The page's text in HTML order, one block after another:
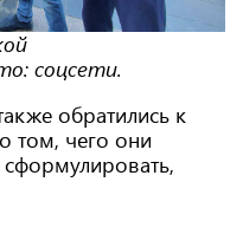
соцсети.
обратились к
том, чего они